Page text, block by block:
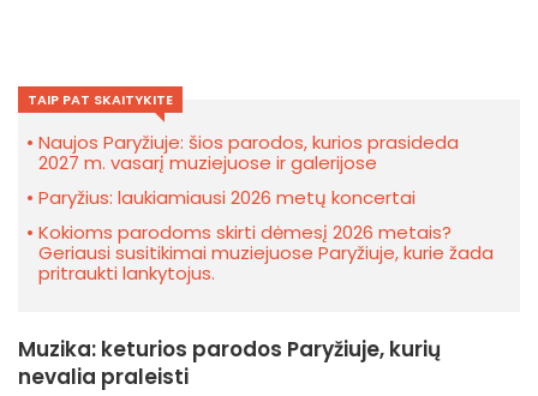
TAIP PAT SKAITYKITE
Naujos Paryžiuje: šios parodos, kurios prasideda
2027 m. vasarį muziejuose ir galerijose
Paryžius: laukiamiausi 2026 metų koncertai
Kokioms parodoms skirti dėmesį 2026 metais?
Geriausi susitikimai muziejuose Paryžiuje, kurie žada
pritraukti lankytojus.
Muzika: keturios parodos Paryžiuje, kurių
nevalia praleisti